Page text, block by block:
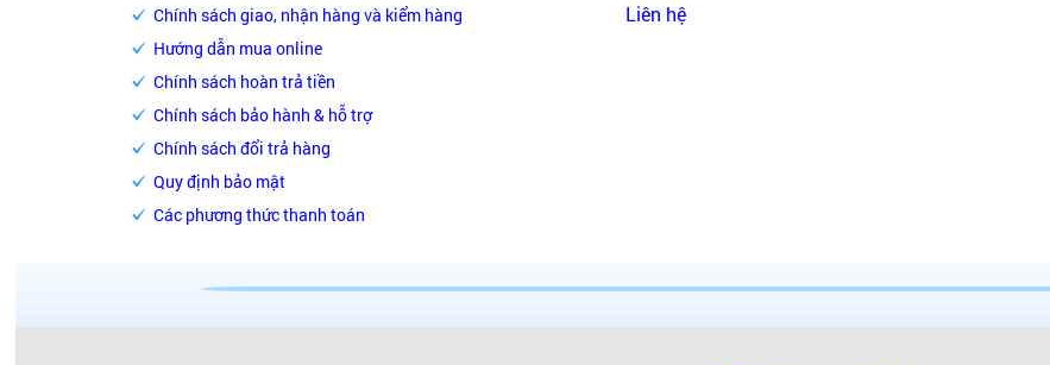
Chính sách giao, nhận hàng và kiểm hàng
Hướng dẫn mua online
Chính sách hoàn trả tiền
Chính sách bảo hành & hỗ trợ
Chính sách đổi trả hàng
Quy định bảo mật
Các phương thức thanh toán
Liên hệ